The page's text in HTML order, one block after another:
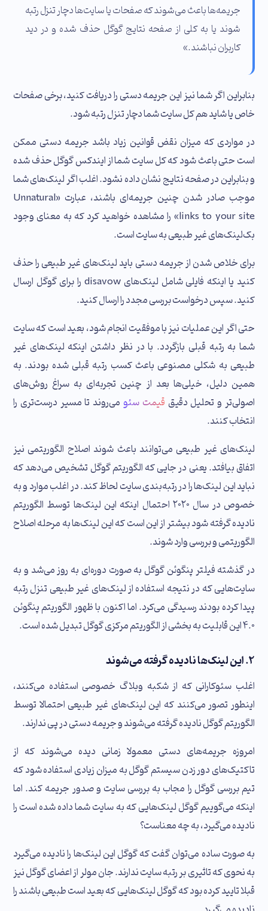
جریمه‌ها باعث می‌شوند که صفحات یا سایت‌ها دچار تنزل رتبه
شوند یا به کلی از صفحه نتایج گوگل حذف شده و در دید
کاربران نباشند.»
بنابراین اگر شما نیز این جریمه دستی را دریافت کنید، برخی صفحات
خاص یا شاید هم کل سایت شما دچار تنزل رتبه شود.
در مواردی که میزان نقض قوانین زیاد باشد جریمه دستی ممکن
است حتی باعث شود که کل سایت شما از ایندکس گوگل حذف شده
و بنابراین در صفحه نتایج نشان داده نشود. اغلب اگر لینک‌های شما
موجب صادر شدن چنین جریمه‌ای باشند، عبارت «Unnatural
links to your site» را مشاهده خواهید کرد که به معنای وجود
بک‌لینک‌های غیر طبیعی به سایت است.
برای خلاص شدن از جریمه دستی باید لینک‌های غیر طبیعی را حذف
کنید یا اینکه فایلی شامل لینک‌های disavow را برای گوگل ارسال
کنید. سپس درخواست بررسی مجدد را ارسال کنید.
حتی اگر این عملیات نیز با موفقیت انجام شود، بعید است که سایت
شما به رتبه قبلی بازگردد. با در نظر داشتن اینکه لینک‌های غیر
طبیعی به شکلی مصنوعی باعث کسب رتبه قبلی شده بودند. به
همین دلیل، خیلی‌ها بعد از چنین تجربه‌ای به سراغ روش‌های
اصولی‌تر و تحلیل دقیق قیمت سئو می‌روند تا مسیر درست‌تری را
انتخاب کنند.
لینک‌های غیر طبیعی می‌توانند باعث شوند اصلاح الگوریتمی نیز
اتفاق بیافتد. یعنی در جایی که الگوریتم گوگل تشخیص می‌دهد که
نباید این لینک‌ها را در رتبه‌بندی سایت لحاظ کند. در اغلب موارد و به
خصوص در سال ۲۰۲۰ احتمال اینکه این لینک‌ها توسط الگوریتم
نادیده گرفته شود بیشتر از این است که این لینک‌ها به مرحله اصلاح
الگوریتمی و بررسی وارد شوند.
در گذشته فیلتر پنگوئن گوگل به صورت دوره‌ای به روز می‌شد و به
سایت‌هایی که در نتیجه استفاده از لینک‌های غیر طبیعی تنزل رتبه
پیدا کرده بودند رسیدگی می‌کرد. اما اکنون با ظهور الگوریتم پنگوئن
۴.۰ این قابلیت به بخشی از الگوریتم مرکزی گوگل تبدیل شده است.
۲. این لینک‌ها نادیده گرفته می‌شوند
اغلب سئوکارانی که از شکبه وبلاگ خصوصی استفاده می‌کنند،
اینطور تصور می‌کنند که این لینک‌های غیر طبیعی احتمالا توسط
الگوریتم گوگل نادیده گرفته می‌شوند و جریمه دستی در پی ندارند.
امروزه جریمه‌های دستی معمولا زمانی دیده می‌شوند که از
تاکتیک‌های دور زدن سیستم گوگل به میزان زیادی استفاده شود که
تیم بررسی گوگل را مجاب به بررسی سایت و صدور جریمه کند. اما
اینکه می‌گوییم گوگل لینک‌هایی که به سایت شما داده شده است را
نادیده می‌گیرد، به چه معناست؟
به صورت ساده می‌توان گفت که گوگل این لینک‌ها را نادیده می‌گیرد
به نحوی که تاثیری بر رتبه سایت ندارند. جان مولر از اعضای گوگل نیز
قبلا تایید کرده بود که گوگل لینک‌هایی که بعید است طبیعی باشند را